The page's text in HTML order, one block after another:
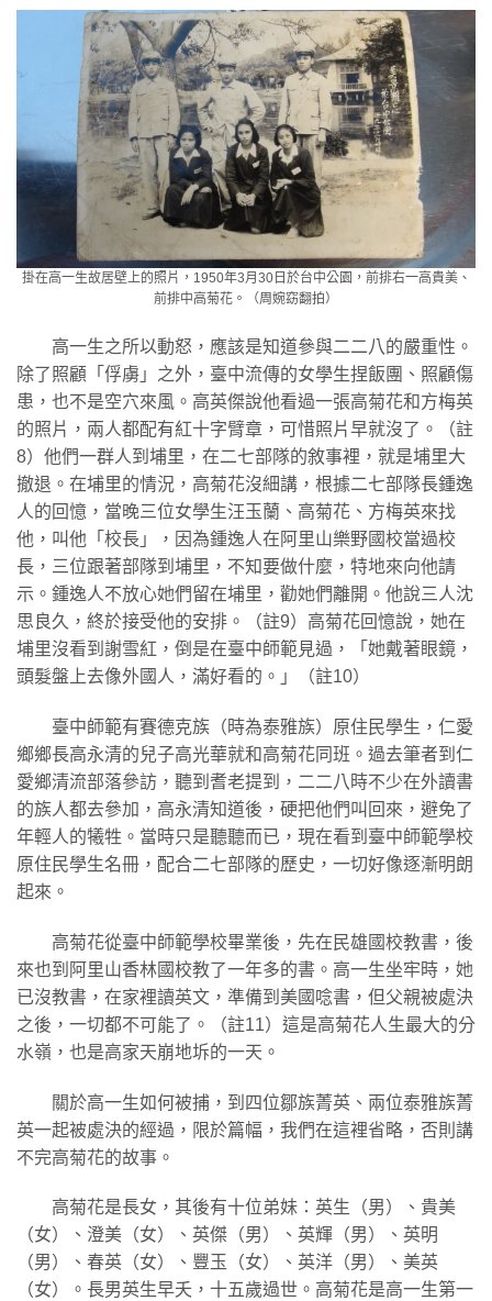
掛在高一生故居壁上的照片，1950年3月30日於台中公園，前排右一高貴美、
前排中高菊花。（周婉窈翻拍）
高一生之所以動怒，應該是知道參與二二八的嚴重性。
除了照顧「俘虜」之外，臺中流傳的女學生捏飯團、照顧傷
患，也不是空穴來風。高英傑說他看過一張高菊花和方梅英
的照片，兩人都配有紅十字臂章，可惜照片早就沒了。（註
8）他們一群人到埔里，在二七部隊的敘事裡，就是埔里大
撤退。在埔里的情況，高菊花沒細講，根據二七部隊長鍾逸
人的回憶，當晚三位女學生汪玉蘭、高菊花、方梅英來找
他，叫他「校長」，因為鍾逸人在阿里山樂野國校當過校
長，三位跟著部隊到埔里，不知要做什麼，特地來向他請
示。鍾逸人不放心她們留在埔里，勸她們離開。他說三人沈
思良久，終於接受他的安排。（註9）高菊花回憶說，她在
埔里沒看到謝雪紅，倒是在臺中師範見過，「她戴著眼鏡，
頭髮盤上去像外國人，滿好看的。」（註10）
臺中師範有賽德克族（時為泰雅族）原住民學生，仁愛
鄉鄉長高永清的兒子高光華就和高菊花同班。過去筆者到仁
愛鄉清流部落參訪，聽到耆老提到，二二八時不少在外讀書
的族人都去參加，高永清知道後，硬把他們叫回來，避免了
年輕人的犧牲。當時只是聽聽而已，現在看到臺中師範學校
原住民學生名冊，配合二七部隊的歷史，一切好像逐漸明朗
起來。
高菊花從臺中師範學校畢業後，先在民雄國校教書，後
來也到阿里山香林國校教了一年多的書。高一生坐牢時，她
已沒教書，在家裡讀英文，準備到美國唸書，但父親被處決
之後，一切都不可能了。（註11）這是高菊花人生最大的分
水嶺，也是高家天崩地坼的一天。
關於高一生如何被捕，到四位鄒族菁英、兩位泰雅族菁
英一起被處決的經過，限於篇幅，我們在這裡省略，否則講
不完高菊花的故事。
高菊花是長女，其後有十位弟妹：英生（男）、貴美
（女）、澄美（女）、英傑（男）、英輝（男）、英明
（男）、春英（女）、豐玉（女）、英洋（男）、美英
（女）。長男英生早夭，十五歲過世。高菊花是高一生第一